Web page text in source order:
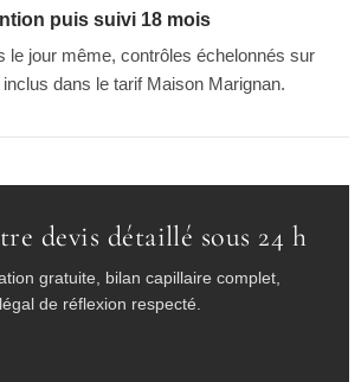
puis suivi 18 mois
le jour même, contrôles échelonnés sur
dans le tarif Maison Marignan.
devis détaillé sous 24 h
gratuite, bilan capillaire complet,
de réflexion respecté.